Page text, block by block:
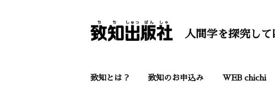
人間学を探究し
致知とは？ 致知のお申込み WEB chichi